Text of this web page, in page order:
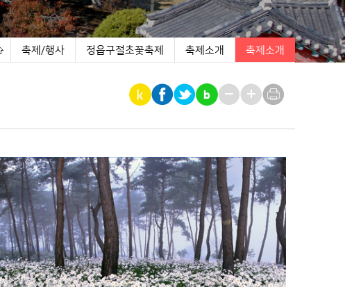
축제/행사 정읍구절초꽃축제 축제소개 축제소개